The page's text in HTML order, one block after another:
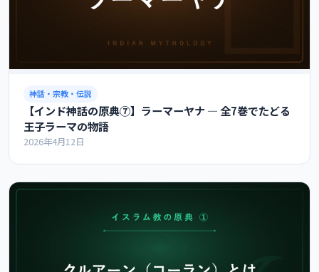
神話・宗教・伝説
【インド神話の原典⑦】ラーマーヤナ ― 全7巻でたどる
王子ラーマの物語
2026年4月12日